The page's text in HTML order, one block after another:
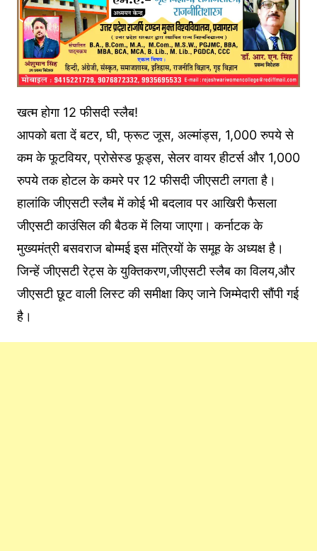
खत्म होगा 12 फीसदी स्लैब!
आपको बता दें बटर, घी, फ्रूट जूस, अल्मांड्स, 1,000 रुपये से
कम के फूटवियर, प्रोसेस्ड फूड्स, सेलर वायर हीटर्स और 1,000
रुपये तक होटल के कमरे पर 12 फीसदी जीएसटी लगता है।
हालांकि जीएसटी स्लैब में कोई भी बदलाव पर आखिरी फैसला
जीएसटी काउंसिल की बैठक में लिया जाएगा। कर्नाटक के
मुख्यमंत्री बसवराज बोम्मई इस मंत्रियों के समूह के अध्यक्ष है।
जिन्हें जीएसटी रेट्स के युक्तिकरण,जीएसटी स्लैब का विलय,और
जीएसटी छूट वाली लिस्ट की समीक्षा किए जाने जिम्मेदारी सौंपी गई
है।